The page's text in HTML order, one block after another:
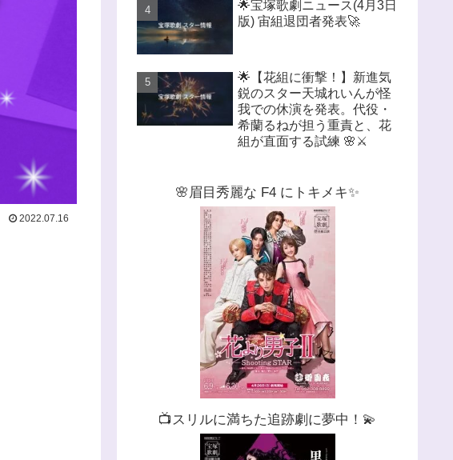
2022.07.16
🌟宝塚歌劇ニュース(4月3日
版) 宙組退団者発表🚀
🌟【花組に衝撃！】新進気
鋭のスター天城れいんが怪
我での休演を発表。代役・
希蘭るねが担う重責と、花
組が直面する試練 🌸⚔️
🌸眉目秀麗な F4 にトキメキ✨
📺スリルに満ちた追跡劇に夢中！💫